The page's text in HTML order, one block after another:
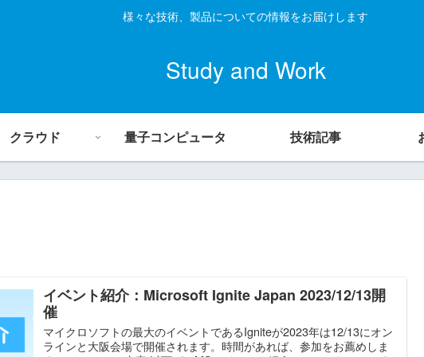
様々な技術、製品についての情報をお届けします
Study and Work
クラウド 量子コンピュータ 技術記事
イベント紹介：Microsoft Ignite Japan 2023/12/13開
催
マイクロソフトの最大のイベントであるIgniteが2023年は12/13にオン
ラインと大阪会場で開催されます。時間があれば、参加をお薦めしま